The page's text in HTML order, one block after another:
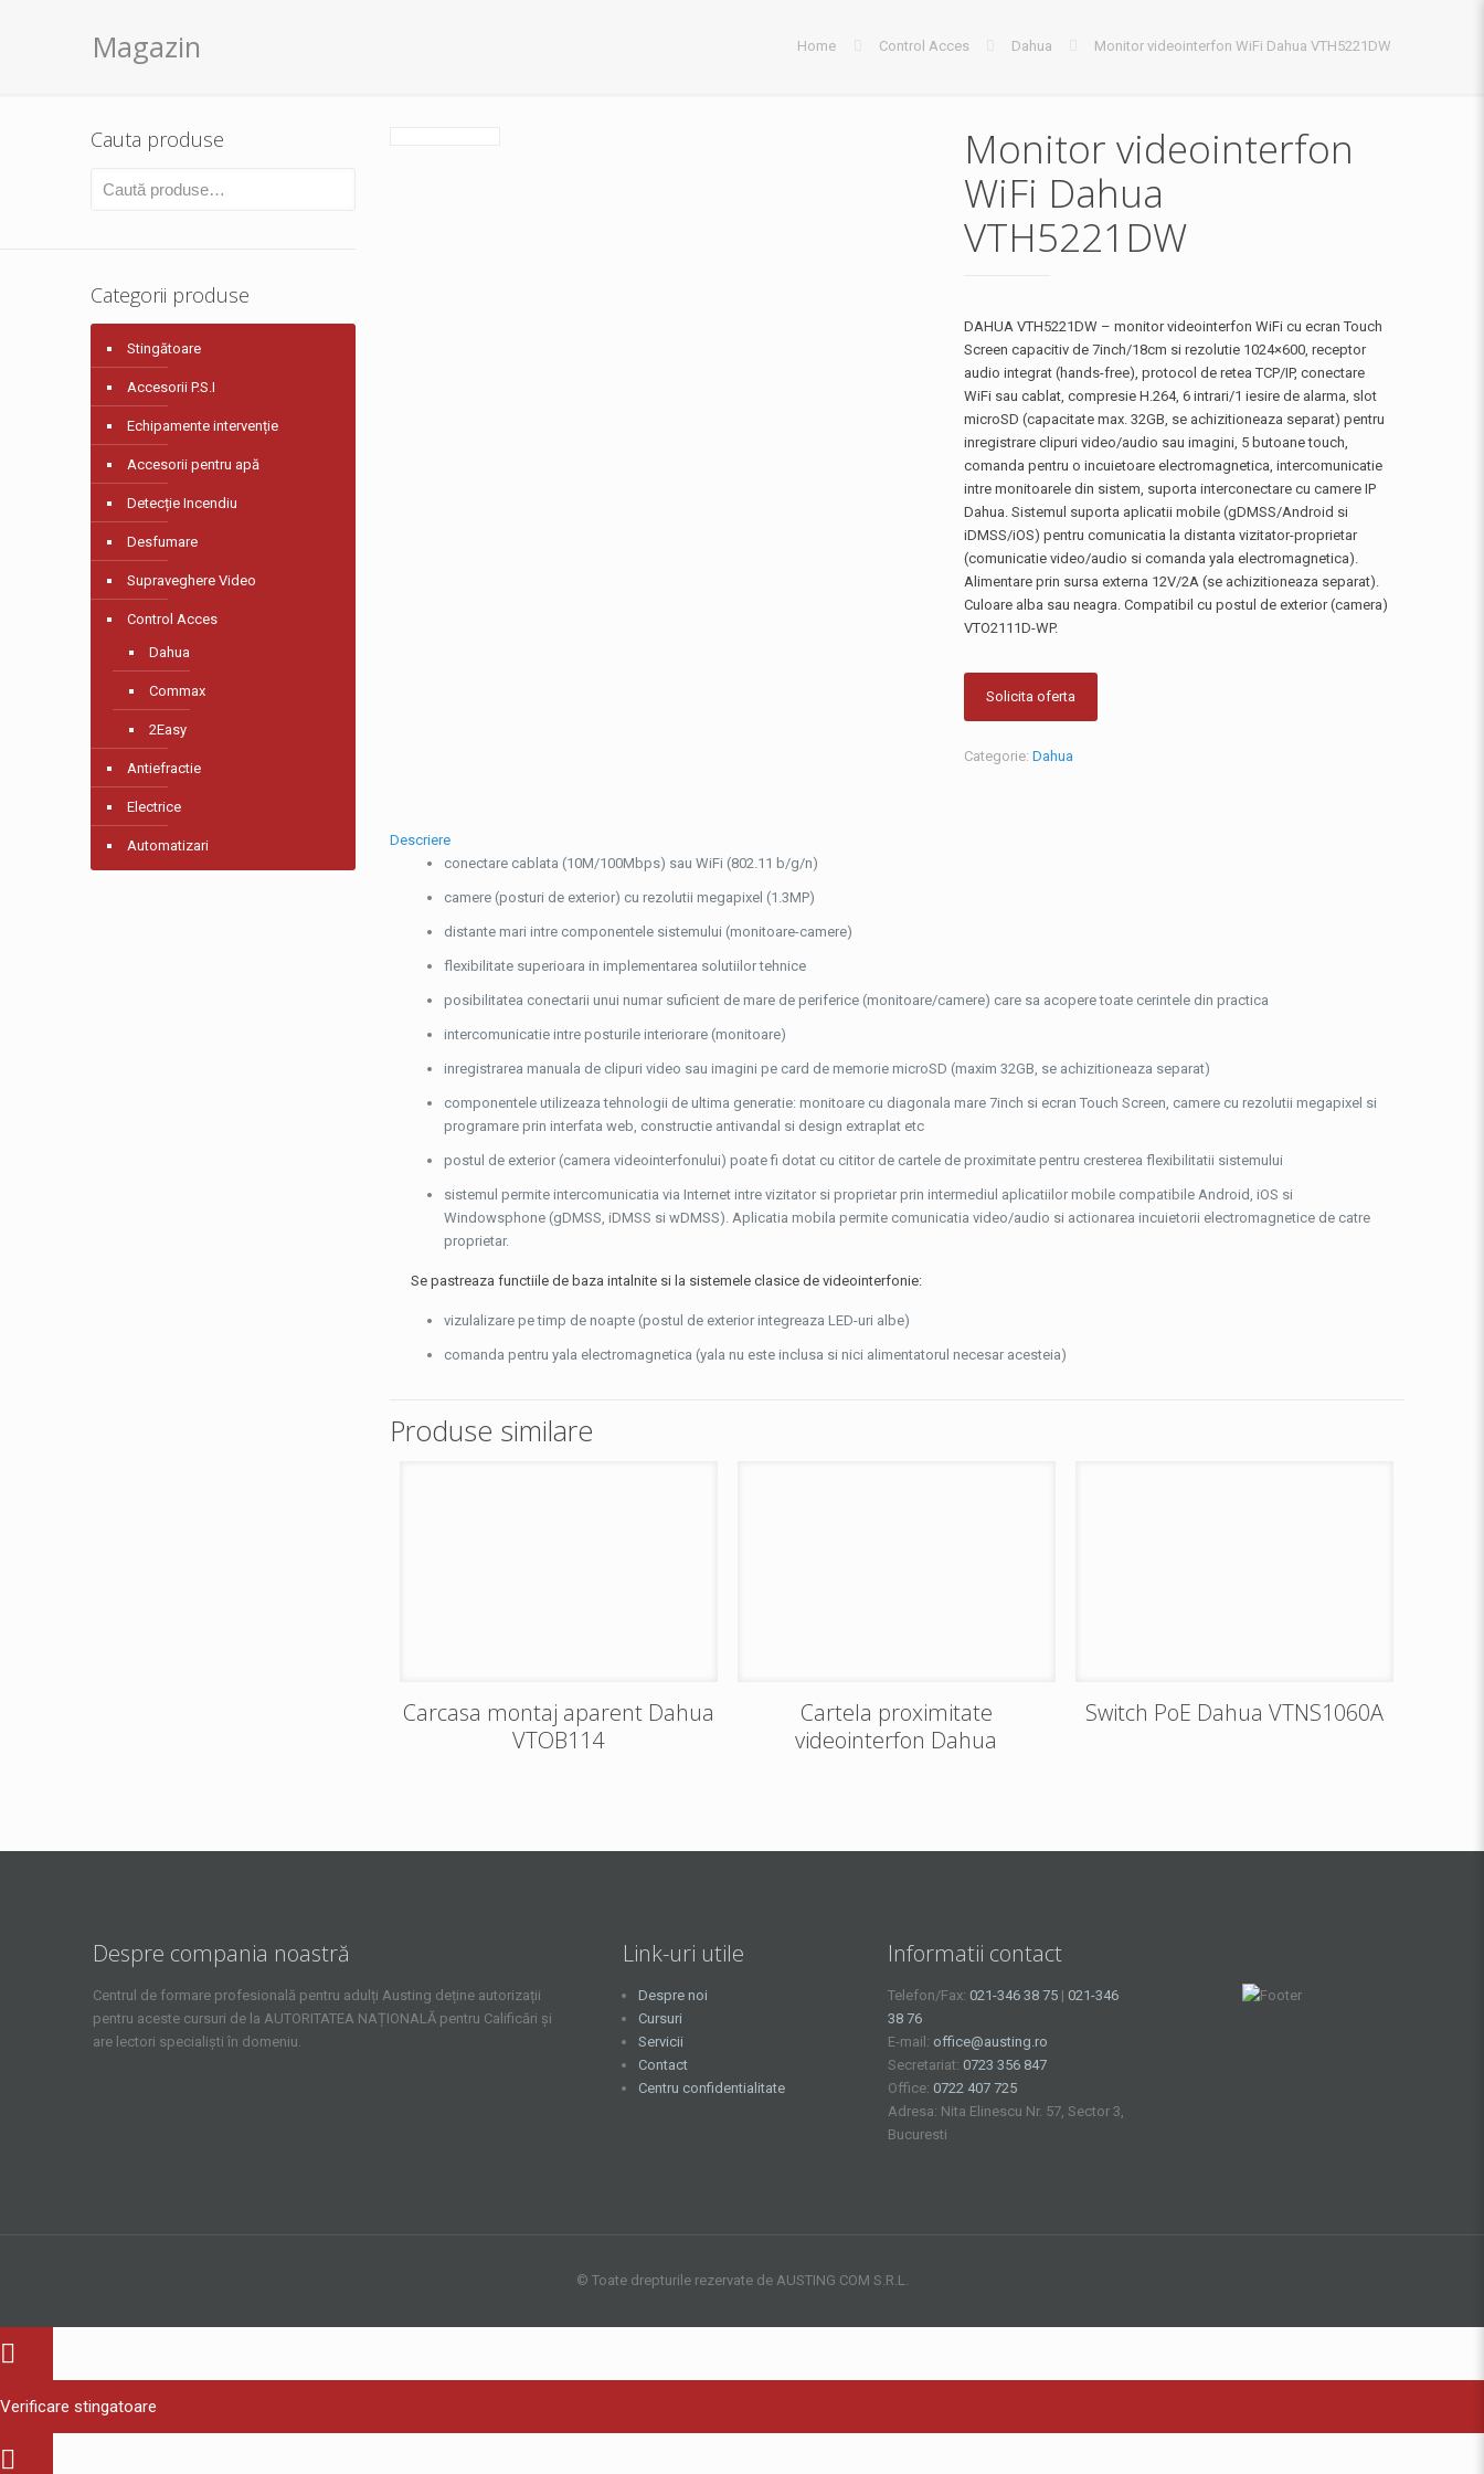
Magazin Home Control Acces Dahua Monitor videointerfon WiFi Dahua VTH5221DW
Monitor videointerfon
WiFi Dahua
VTH5221DW
DAHUA VTH5221DW – monitor videointerfon WiFi cu ecran Touch
Screen capacitiv de 7inch/18cm si rezolutie 1024×600, receptor
audio integrat (hands-free), protocol de retea TCP/IP, conectare
WiFi sau cablat, compresie H.264, 6 intrari/1 iesire de alarma, slot
microSD (capacitate max. 32GB, se achizitioneaza separat) pentru
inregistrare clipuri video/audio sau imagini, 5 butoane touch,
comanda pentru o incuietoare electromagnetica, intercomunicatie
intre monitoarele din sistem, suporta interconectare cu camere IP
Dahua. Sistemul suporta aplicatii mobile (gDMSS/Android si
iDMSS/iOS) pentru comunicatia la distanta vizitator-proprietar
(comunicatie video/audio si comanda yala electromagnetica).
Alimentare prin sursa externa 12V/2A (se achizitioneaza separat).
Culoare alba sau neagra. Compatibil cu postul de exterior (camera)
VTO2111D-WP.
Solicita oferta
Categorie: Dahua
Descriere
conectare cablata (10M/100Mbps) sau WiFi (802.11 b/g/n)
camere (posturi de exterior) cu rezolutii megapixel (1.3MP)
distante mari intre componentele sistemului (monitoare-camere)
flexibilitate superioara in implementarea solutiilor tehnice
posibilitatea conectarii unui numar suficient de mare de periferice (monitoare/camere) care sa acopere toate cerintele din practica
intercomunicatie intre posturile interiorare (monitoare)
inregistrarea manuala de clipuri video sau imagini pe card de memorie microSD (maxim 32GB, se achizitioneaza separat)
componentele utilizeaza tehnologii de ultima generatie: monitoare cu diagonala mare 7inch si ecran Touch Screen, camere cu rezolutii megapixel si
programare prin interfata web, constructie antivandal si design extraplat etc
postul de exterior (camera videointerfonului) poate fi dotat cu cititor de cartele de proximitate pentru cresterea flexibilitatii sistemului
sistemul permite intercomunicatia via Internet intre vizitator si proprietar prin intermediul aplicatiilor mobile compatibile Android, iOS si
Windowsphone (gDMSS, iDMSS si wDMSS). Aplicatia mobila permite comunicatia video/audio si actionarea incuietorii electromagnetice de catre
proprietar.
Se pastreaza functiile de baza intalnite si la sistemele clasice de videointerfonie:
vizulalizare pe timp de noapte (postul de exterior integreaza LED-uri albe)
comanda pentru yala electromagnetica (yala nu este inclusa si nici alimentatorul necesar acesteia)
Produse similare
Carcasa montaj aparent Dahua
VTOB114
Cartela proximitate
videointerfon Dahua
Switch PoE Dahua VTNS1060A
Cauta produse
Categorii produse
Stingătoare
Accesorii P.S.I
Echipamente intervenție
Accesorii pentru apă
Detecție Incendiu
Desfumare
Supraveghere Video
Control Acces
Dahua
Commax
2Easy
Antiefractie
Electrice
Automatizari
Despre compania noastră
Centrul de formare profesională pentru adulți Austing deține autorizații
pentru aceste cursuri de la AUTORITATEA NAȚIONALĂ pentru Calificări și
are lectori specialiști în domeniu.
Link-uri utile
Despre noi
Cursuri
Servicii
Contact
Centru confidentialitate
Informatii contact
Telefon/Fax: 021-346 38 75 | 021-346
38 76
E-mail: office@austing.ro
Secretariat: 0723 356 847
Office: 0722 407 725
Adresa: Nita Elinescu Nr. 57, Sector 3,
Bucuresti
© Toate drepturile rezervate de AUSTING COM S.R.L.
Verificare stingatoare